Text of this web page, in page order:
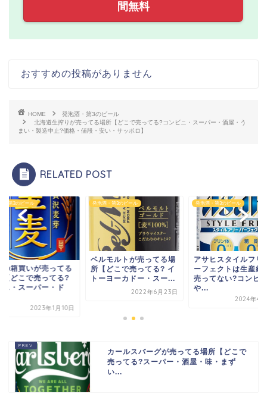
間無料
おすすめの投稿がありません
HOME
発泡酒・第3のビール
北海道生搾りが売ってる場所【どこで売ってる?コンビニ・スーパー・酒屋・う
まい・製造中止?価格・値段・安い・サッポロ】
RELATED POST
・第3のビール
の箱買いが売ってる
【どこで売ってる?
ス・スーパー・ド
2023年1月10日
発泡酒・第3のビール
ベルモルトが売ってる場
所【どこで売ってる? イ
トーヨーカドー・スー...
2022年6月23日
発泡酒・第3のビール
アサヒスタイルフリ
ーフェクトは生産終
売ってない?コンビ
や...
2024年4
カールスバーグが売ってる場所【どこで
売ってる?スーパー・酒屋・味・まず
い...